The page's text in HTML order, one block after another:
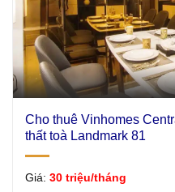
Cho thuê Vinhomes
thất toà Landmark 81
Giá: 30 triệu/tháng